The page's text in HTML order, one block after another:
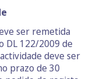
ser remetida
DL 122/2009 de
deve ser
prazo de 30